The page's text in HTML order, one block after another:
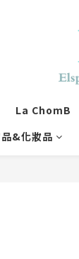
La ChomB
&化妝品